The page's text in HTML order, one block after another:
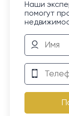
Наши
помогут